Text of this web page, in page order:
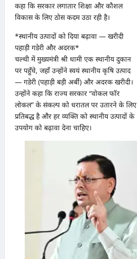
कहा कि सरकार लगातार शिक्षा और कौशल
विकास के लिए ठोस कदम उठा रही है।
*स्थानीय उत्पादों को दिया बढ़ावा — खरीदी
पहाड़ी गडेरी और अदरक*
चल्थी में मुख्यमंत्री श्री धामी एक स्थानीय दुकान
पर पहुँचे, जहाँ उन्होंने स्वयं स्थानीय कृषि उत्पाद
— गडेरी (पहाड़ी बड़ी अर्बी) और अदरक खरीदी।
उन्होंने कहा कि राज्य सरकार “वोकल फॉर
लोकल” के संकल्प को धरातल पर उतारने के लिए
प्रतिबद्ध है और हर व्यक्ति को स्थानीय उत्पादों के
उपयोग को बढ़ावा देना चाहिए।